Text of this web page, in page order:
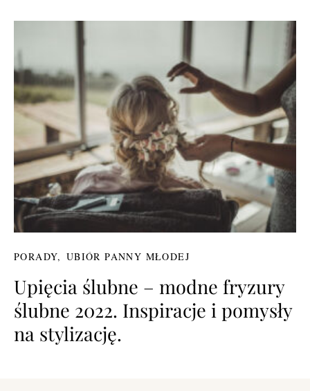
PORADY UBIÓR PANNY MŁODEJ
Upięcia ślubne – modne fryzury
ślubne 2022. Inspiracje i pomysły
na stylizację.